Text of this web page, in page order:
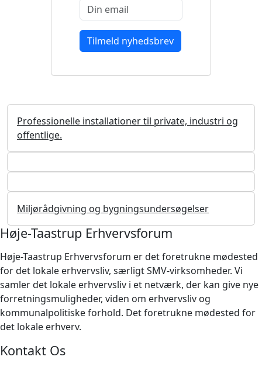
Professionelle installationer til private, industri og
offentlige.
Miljørådgivning og bygningsundersøgelser
Høje-Taastrup Erhvervsforum
Høje-Taastrup Erhvervsforum er det foretrukne mødested
for det lokale erhvervsliv, særligt SMV-virksomheder. Vi
samler det lokale erhvervsliv i et netværk, der kan give nye
forretningsmuligheder, viden om erhvervsliv og
kommunalpolitiske forhold. Det foretrukne mødested for
det lokale erhverv.
Kontakt Os